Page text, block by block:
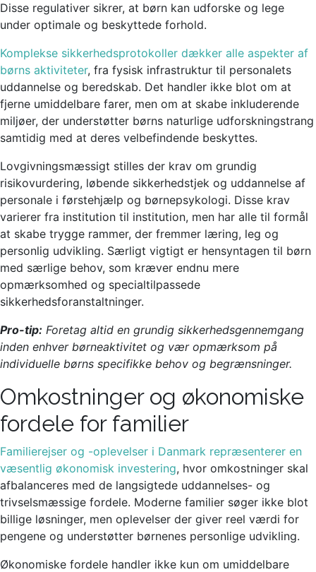
Disse regulativer sikrer, at børn kan udforske og lege
under optimale og beskyttede forhold.
Komplekse sikkerhedsprotokoller dækker alle aspekter af
børns aktiviteter, fra fysisk infrastruktur til personalets
uddannelse og beredskab. Det handler ikke blot om at
fjerne umiddelbare farer, men om at skabe inkluderende
miljøer, der understøtter børns naturlige udforskningstrang
samtidig med at deres velbefindende beskyttes.
Lovgivningsmæssigt stilles der krav om grundig
risikovurdering, løbende sikkerhedstjek og uddannelse af
personale i førstehjælp og børnepsykologi. Disse krav
varierer fra institution til institution, men har alle til formål
at skabe trygge rammer, der fremmer læring, leg og
personlig udvikling. Særligt vigtigt er hensyntagen til børn
med særlige behov, som kræver endnu mere
opmærksomhed og specialtilpassede
sikkerhedsforanstaltninger.
Pro-tip: Foretag altid en grundig sikkerhedsgennemgang
inden enhver børneaktivitet og vær opmærksom på
individuelle børns specifikke behov og begrænsninger.
Omkostninger og økonomiske
fordele for familier
Familierejser og -oplevelser i Danmark repræsenterer en
væsentlig økonomisk investering, hvor omkostninger skal
afbalanceres med de langsigtede uddannelses- og
trivselsmæssige fordele. Moderne familier søger ikke blot
billige løsninger, men oplevelser der giver reel værdi for
pengene og understøtter børnenes personlige udvikling.
Økonomiske fordele handler ikke kun om umiddelbare